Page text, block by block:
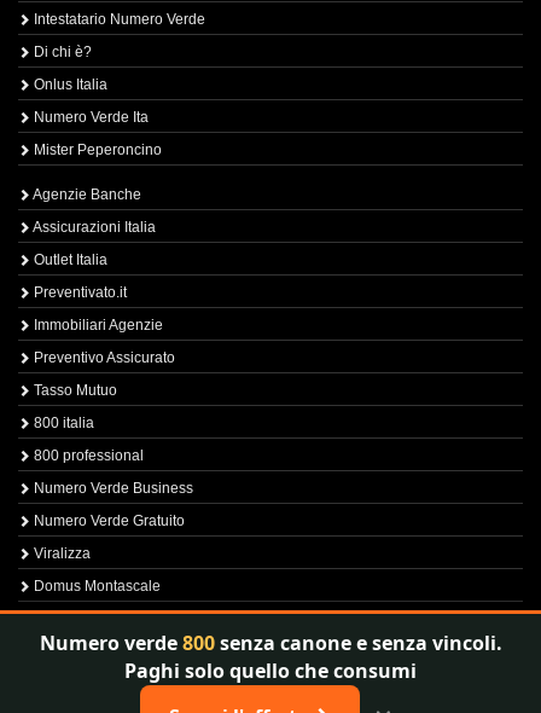
Intestatario Numero Verde
Di chi è?
Onlus Italia
Numero Verde Ita
Mister Peperoncino
Agenzie Banche
Assicurazioni Italia
Outlet Italia
Preventivato.it
Immobiliari Agenzie
Preventivo Assicurato
Tasso Mutuo
800 italia
800 professional
Numero Verde Business
Numero Verde Gratuito
Viralizza
Domus Montascale
Sprint800
Verfica Numero Verde
Numero verde800senza canone e senza vincoli.
Paghi solo quello che consumi